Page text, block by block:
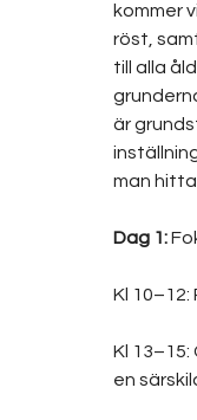
kommer
röst,
till alla
är
man
Dag 1:
Kl
Kl
en